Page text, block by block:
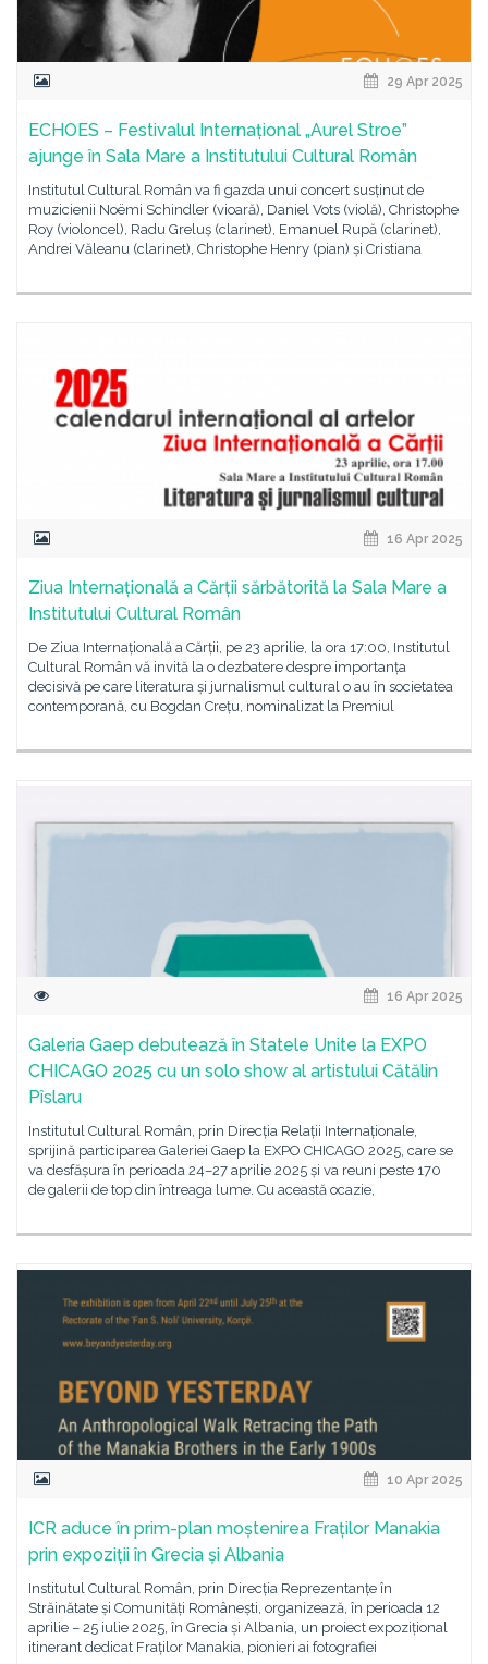
29 Apr 2025
ECHOES – Festivalul Internațional „Aurel Stroe”
ajunge în Sala Mare a Institutului Cultural Român
Institutul Cultural Român va fi gazda unui concert susținut de
muzicienii Noëmi Schindler (vioară), Daniel Vots (violă), Christophe
Roy (violoncel), Radu Greluș (clarinet), Emanuel Rupă (clarinet),
Andrei Văleanu (clarinet), Christophe Henry (pian) și Cristiana
16 Apr 2025
Ziua Internațională a Cărții sărbătorită la Sala Mare a
Institutului Cultural Român
De Ziua Internațională a Cărții, pe 23 aprilie, la ora 17:00, Institutul
Cultural Român vă invită la o dezbatere despre importanța
decisivă pe care literatura și jurnalismul cultural o au în societatea
contemporană, cu Bogdan Crețu, nominalizat la Premiul
16 Apr 2025
Galeria Gaep debutează în Statele Unite la EXPO
CHICAGO 2025 cu un solo show al artistului Cătălin
Pîslaru
Institutul Cultural Român, prin Direcția Relații Internaționale,
sprijină participarea Galeriei Gaep la EXPO CHICAGO 2025, care se
va desfășura în perioada 24–27 aprilie 2025 și va reuni peste 170
de galerii de top din întreaga lume. Cu această ocazie,
10 Apr 2025
ICR aduce în prim-plan moștenirea Fraților Manakia
prin expoziții în Grecia și Albania
Institutul Cultural Român, prin Direcția Reprezentanțe în
Străinătate și Comunități Românești, organizează, în perioada 12
aprilie – 25 iulie 2025, în Grecia și Albania, un proiect expozițional
itinerant dedicat Fraților Manakia, pionieri ai fotografiei